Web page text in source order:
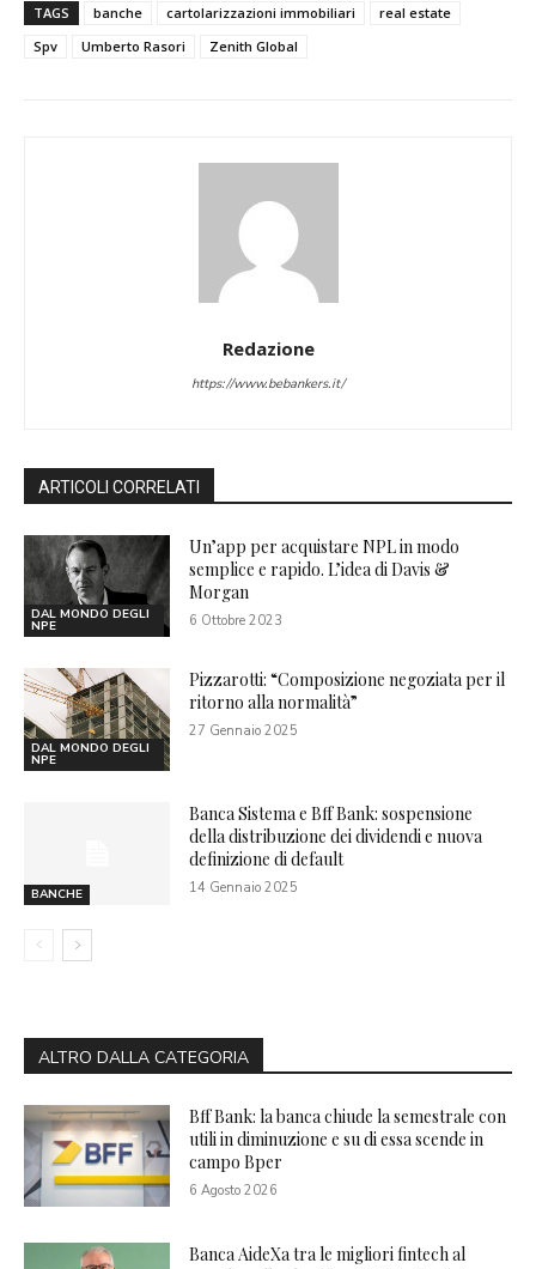
TAGS banche cartolarizzazioni immobiliari
real estate
Spv
Umberto Rasori Zenith Global
Redazione
https://www.bebankers.it/
ARTICOLI CORRELATI
DAL MONDO DEGLI
NPE
Un’app per acquistare NPL in modo
semplice e rapido. L’idea di Davis &
Morgan
6 Ottobre 2023
DAL MONDO DEGLI
NPE
Pizzarotti: “Composizione negoziata per il
ritorno alla normalità”
27 Gennaio 2025
BANCHE
Banca Sistema e Bff Bank: sospensione
della distribuzione dei dividendi e nuova
definizione di default
14 Gennaio 2025
ALTRO DALLA CATEGORIA
Bff Bank: la banca chiude la semestrale con
utili in diminuzione e su di essa scende in
campo Bper
6 Agosto 2026
Banca AideXa tra le migliori fintech al